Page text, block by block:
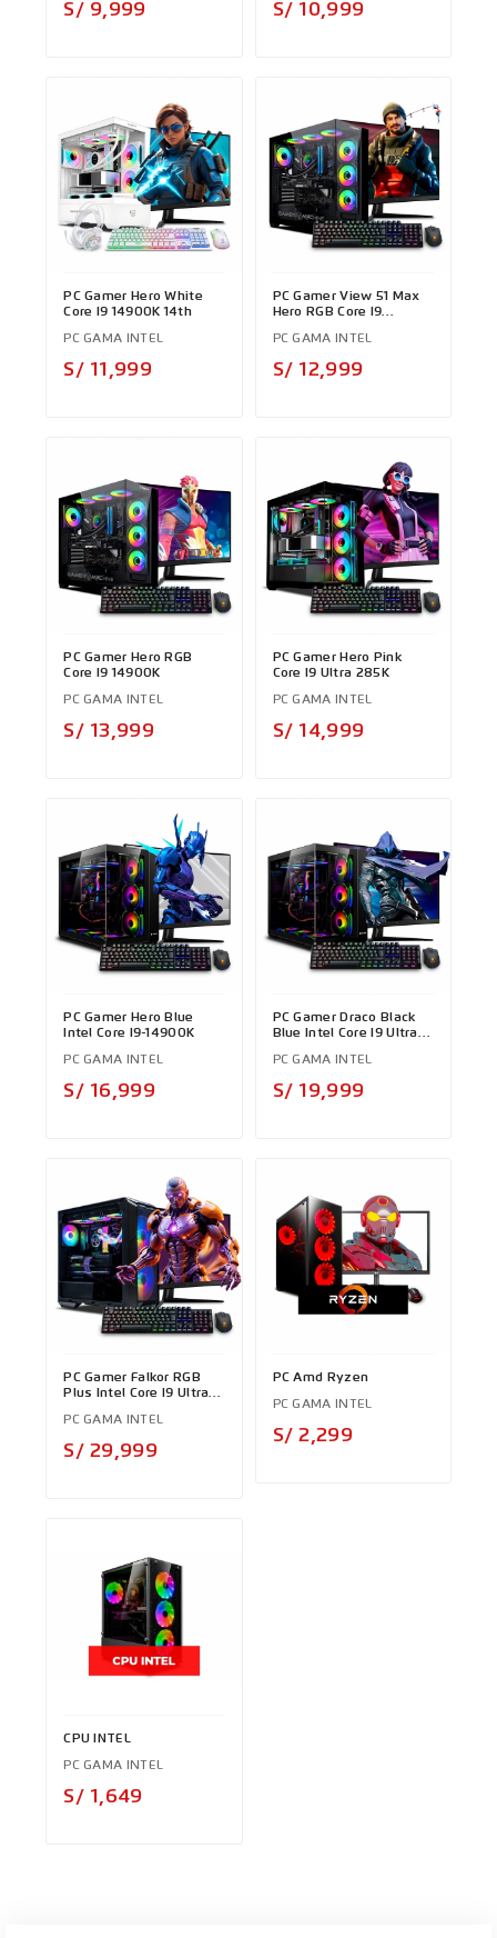
S/ 9,999 S/ 10,999
PC Gamer Hero White
Core I9 14900K 14th
PC GAMA INTEL
S/ 11,999
PC Gamer View 51 Max
Hero RGB Core I9
PC GAMA INTEL
S/ 12,999
PC Gamer Hero RGB
Core I9 14900K
PC GAMA INTEL
S/ 13,999
PC Gamer Hero Pink
Core I9 Ultra 285K
PC GAMA INTEL
S/ 14,999
PC Gamer Hero Blue
Intel Core I9-14900K
PC GAMA INTEL
S/ 16,999
PC Gamer Draco Black
Blue Intel Core I9 Ultra
PC GAMA INTEL
S/ 19,999
PC Gamer Falkor RGB
Plus Intel Core I9 Ultra
PC GAMA INTEL
S/ 29,999
PC Amd Ryzen
PC GAMA INTEL
S/ 2,299
CPU INTEL
PC GAMA INTEL
S/ 1,649